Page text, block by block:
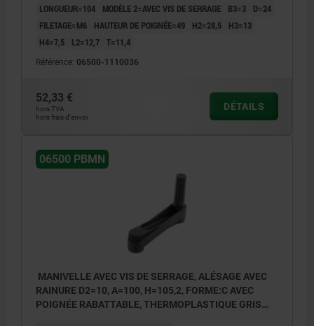
LONGUEUR=104
MODÈLE 2=AVEC VIS DE SERRAGE B3=3
D=24
FILETAGE=M6
HAUTEUR DE POIGNÉE=49 H2=28,5
H3=13
H4=7,5
L2=12,7 T=11,4
Référence: 06500-1110036
52,33 €
hors TVA
hors frais d’envoi
DÉTAILS
06500 PBMN
MANIVELLE AVEC VIS DE SERRAGE, ALÉSAGE AVEC
RAINURE D2=10, A=100, H=105,2, FORME:C AVEC
POIGNÉE RABATTABLE, THERMOPLASTIQUE GRIS